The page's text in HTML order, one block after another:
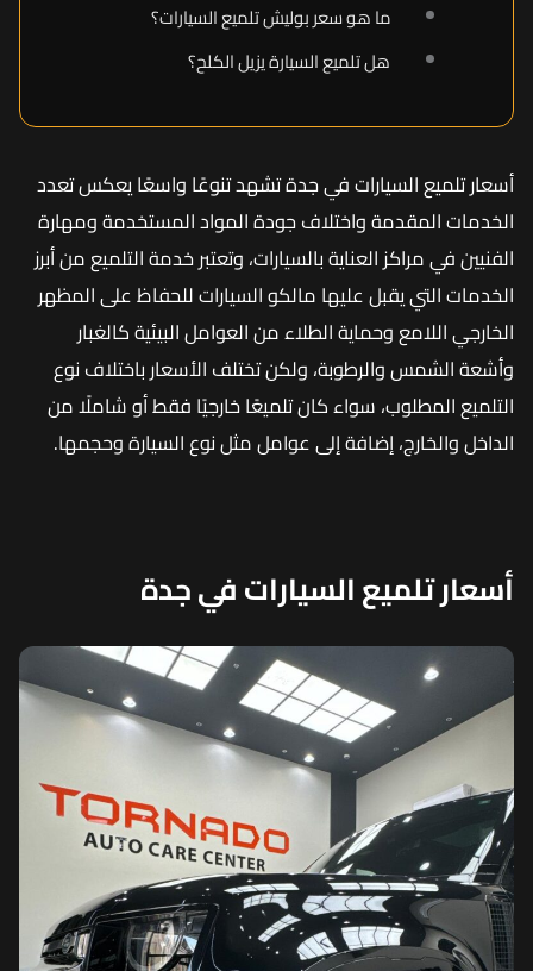
ما هو سعر بوليش تلميع السيارات؟
هل تلميع السيارة يزيل الكلح؟
أسعار تلميع السيارات في جدة تشهد تنوعًا واسعًا يعكس تعدد
الخدمات المقدمة واختلاف جودة المواد المستخدمة ومهارة
الفنيين في مراكز العناية بالسيارات، وتعتبر خدمة التلميع من أبرز
الخدمات التي يقبل عليها مالكو السيارات للحفاظ على المظهر
الخارجي اللامع وحماية الطلاء من العوامل البيئية كالغبار
وأشعة الشمس والرطوبة، ولكن تختلف الأسعار باختلاف نوع
التلميع المطلوب، سواء كان تلميعًا خارجيًا فقط أو شاملًا من
الداخل والخارج، إضافة إلى عوامل مثل نوع السيارة وحجمها.
أسعار تلميع السيارات في جدة